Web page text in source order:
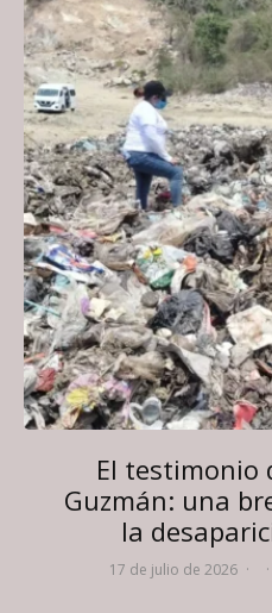
El testimonio
Guzmán: una
la
17 de julio de 2026 · ·